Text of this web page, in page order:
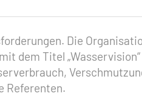
Die
dem Titel
Referenten.